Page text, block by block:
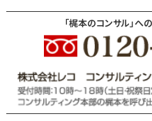
「梶本のコンサル」